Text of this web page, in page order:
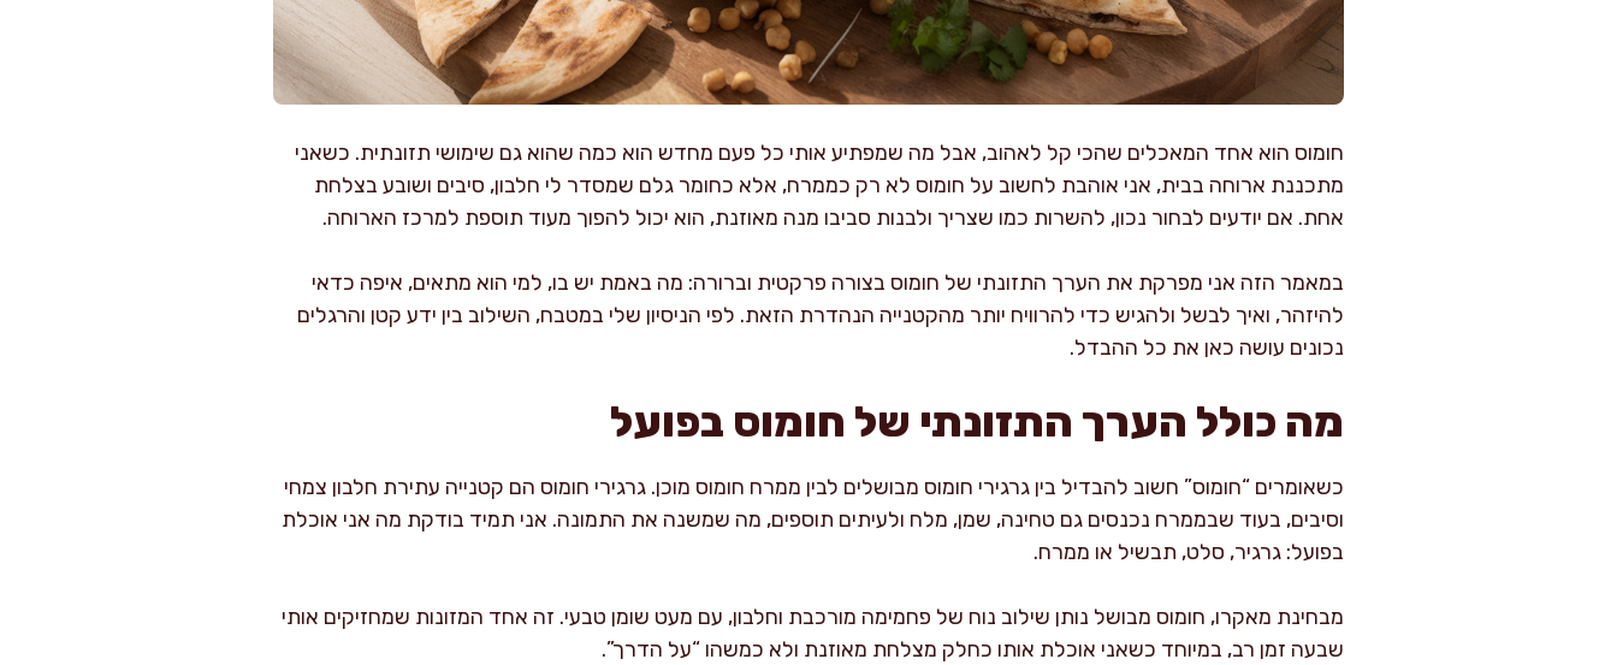
חומוס הוא אחד המאכלים שהכי קל לאהוב, אבל מה שמפתיע אותי כל פעם מחדש הוא כמה שהוא גם שימושי תזונתית. כשאני
מתכננת ארוחה בבית, אני אוהבת לחשוב על חומוס לא רק כממרח, אלא כחומר גלם שמסדר לי חלבון, סיבים ושובע בצלחת
אחת. אם יודעים לבחור נכון, להשרות כמו שצריך ולבנות סביבו מנה מאוזנת, הוא יכול להפוך מעוד תוספת למרכז הארוחה.
במאמר הזה אני מפרקת את הערך התזונתי של חומוס בצורה פרקטית וברורה: מה באמת יש בו, למי הוא מתאים, איפה כדאי
להיזהר, ואיך לבשל ולהגיש כדי להרוויח יותר מהקטנייה הנהדרת הזאת. לפי הניסיון שלי במטבח, השילוב בין ידע קטן והרגלים
נכונים עושה כאן את כל ההבדל.
מה כולל הערך התזונתי של חומוס בפועל
כשאומרים “חומוס” חשוב להבדיל בין גרגירי חומוס מבושלים לבין ממרח חומוס מוכן. גרגירי חומוס הם קטנייה עתירת חלבון צמחי
וסיבים, בעוד שבממרח נכנסים גם טחינה, שמן, מלח ולעיתים תוספים, מה שמשנה את התמונה. אני תמיד בודקת מה אני אוכלת
בפועל: גרגיר, סלט, תבשיל או ממרח.
מבחינת מאקרו, חומוס מבושל נותן שילוב נוח של פחמימה מורכבת וחלבון, עם מעט שומן טבעי. זה אחד המזונות שמחזיקים אותי
שבעה זמן רב, במיוחד כשאני אוכלת אותו כחלק מצלחת מאוזנת ולא כמשהו “על הדרך”.